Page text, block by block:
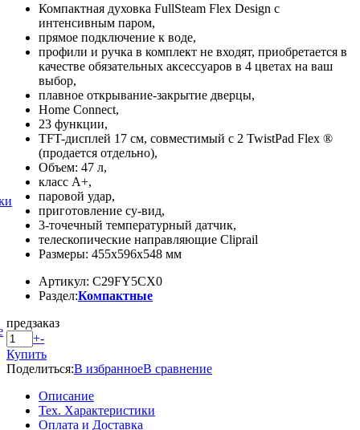
Компактная духовка FullSteam Flex Design с
интенсивным паром,
прямое подключение к воде,
профили и ручка в комплект не входят, приобретается в
качестве обязательных аксессуаров в 4 цветах на ваш
выбор,
плавное открывание-закрытие дверцы,
Home Connect,
23 функции,
TFT-дисплей 17 см, совместимый с 2 TwistPad Flex ®
(продается отдельно),
Объем: 47 л,
класс A+,
паровой удар,
приготовление су-вид,
3-точечный температурный датчик,
телескопические направляющие Cliprail
Размеры: 455х596х548 мм
Артикул: C29FY5CX0
Раздел:Компактные
предзаказ
+-
Купить
Поделиться:В избранноеВ сравнение
Описание
Тех. Характеристики
Оплата и Доставка